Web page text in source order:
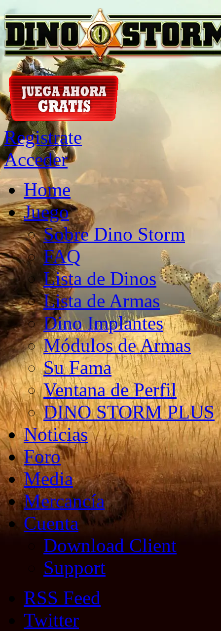
Registrate
Acceder
Home
Juego
Sobre Dino Storm
FAQ
Lista de Dinos
Lista de Armas
Dino Implantes
Módulos de Armas
Su Fama
Ventana de Perfil
DINO STORM PLUS
Noticias
Foro
Media
Mercancía
Cuenta
Download Client
Support
RSS Feed
Twitter